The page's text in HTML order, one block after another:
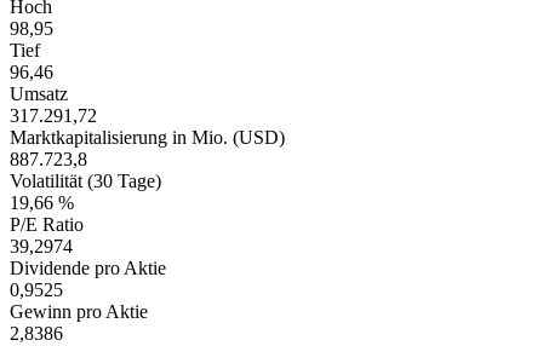
Hoch
98,95
Tief
96,46
Umsatz
317.291,72
Marktkapitalisierung in Mio. (USD)
887.723,8
Volatilität (30 Tage)
19,66 %
P/E Ratio
39,2974
Dividende pro Aktie
0,9525
Gewinn pro Aktie
2,8386